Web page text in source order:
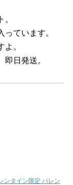
っています。
。
日発送。
ンタイン限定 バレン